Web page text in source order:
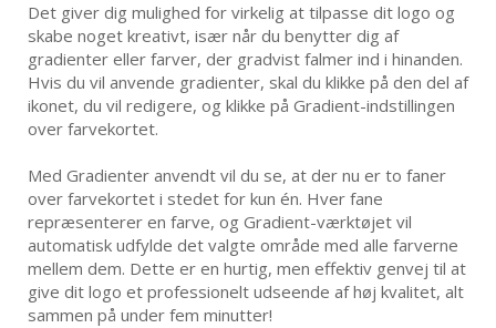
Det giver dig mulighed for virkelig at tilpasse dit logo og
skabe noget kreativt, især når du benytter dig af
gradienter eller farver, der gradvist falmer ind i hinanden.
Hvis du vil anvende gradienter, skal du klikke på den del af
ikonet, du vil redigere, og klikke på Gradient-indstillingen
over farvekortet.
Med Gradienter anvendt vil du se, at der nu er to faner
over farvekortet i stedet for kun én. Hver fane
repræsenterer en farve, og Gradient-værktøjet vil
automatisk udfylde det valgte område med alle farverne
mellem dem. Dette er en hurtig, men effektiv genvej til at
give dit logo et professionelt udseende af høj kvalitet, alt
sammen på under fem minutter!